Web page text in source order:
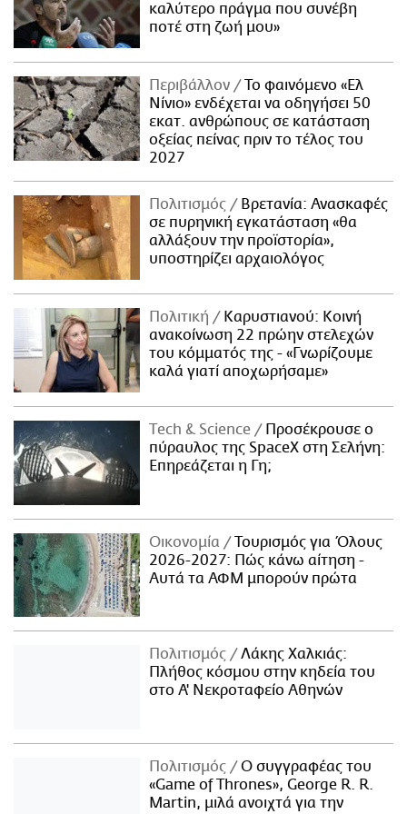
καλύτερο πράγμα που συνέβη
ποτέ στη ζωή μου»
Περιβάλλον
Το φαινόμενο «Ελ
Νίνιο» ενδέχεται να οδηγήσει 50
εκατ. ανθρώπους σε κατάσταση
οξείας πείνας πριν το τέλος του
2027
Πολιτισμός
Βρετανία: Ανασκαφές
σε πυρηνική εγκατάσταση «θα
αλλάξουν την προϊστορία»,
υποστηρίζει αρχαιολόγος
Πολιτική
Καρυστιανού: Κοινή
ανακοίνωση 22 πρώην στελεχών
του κόμματός της - «Γνωρίζουμε
καλά γιατί αποχωρήσαμε»
Τech & Science
Προσέκρουσε ο
πύραυλος της SpaceX στη Σελήνη:
Επηρεάζεται η Γη;
Οικονομία
Τουρισμός για Όλους
2026-2027: Πώς κάνω αίτηση -
Αυτά τα ΑΦΜ μπορούν πρώτα
Πολιτισμός
Λάκης Χαλκιάς:
Πλήθος κόσμου στην κηδεία του
στο Α' Νεκροταφείο Αθηνών
Πολιτισμός
Ο συγγραφέας του
«Game of Thrones», George R. R.
Martin, μιλά ανοιχτά για την